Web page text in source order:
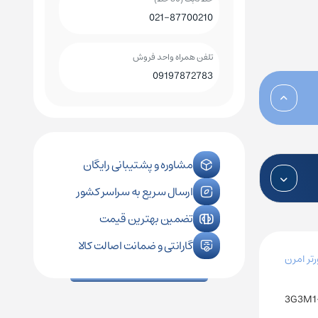
رله فیندر
رله فونیکس
رله امرن
کنترل فاز اشنایدر
امرن
021-87700210
تلفن همراه واحد فروش
09197872783
مشاوره و پشتیبانی رایگان
ارسال سریع به سراسر کشور
تضمین بهترین قیمت
گارانتی و ضمانت اصالت کالا